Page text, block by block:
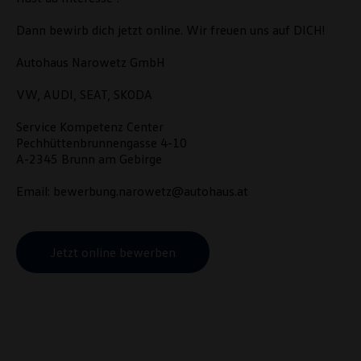
Dann bewirb dich jetzt online. Wir freuen uns auf DICH!
Autohaus Narowetz GmbH
VW, AUDI, SEAT, SKODA
Service Kompetenz Center
Pechhüttenbrunnengasse 4-10
A-2345 Brunn am Gebirge
Email: bewerbung.narowetz@autohaus.at
Jetzt online bewerben